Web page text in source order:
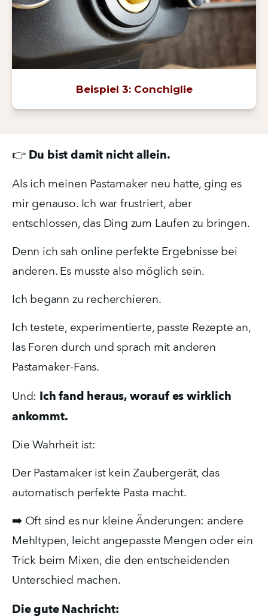
Beispiel 3: Conchiglie
👉 Du bist damit nicht allein.
Als ich meinen Pastamaker neu hatte, ging es
mir genauso. Ich war frustriert, aber
entschlossen, das Ding zum Laufen zu bringen.
Denn ich sah online perfekte Ergebnisse bei
anderen. Es musste also möglich sein.
Ich begann zu recherchieren.
Ich testete, experimentierte, passte Rezepte an,
las Foren durch und sprach mit anderen
Pastamaker-Fans.
Und:
Ich fand heraus, worauf es wirklich
ankommt.
Die Wahrheit ist:
Der Pastamaker ist kein Zaubergerät, das
automatisch perfekte Pasta macht.
➡️ Oft sind es nur kleine Änderungen: andere
Mehltypen, leicht angepasste Mengen oder ein
Trick beim Mixen, die den entscheidenden
Unterschied machen.
Die gute Nachricht: